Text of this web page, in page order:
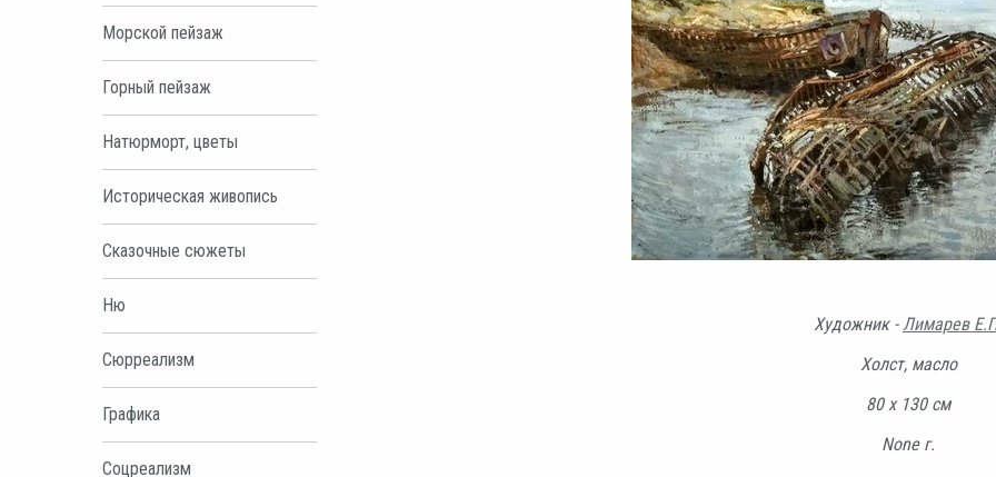
Морской пейзаж
Горный пейзаж
Натюрморт, цветы
Историческая живопись
Сказочные сюжеты
Ню
Сюрреализм
Графика
Соцреализм
Художник - Лимарев
Холст, масло
80 х 130 см
None г.